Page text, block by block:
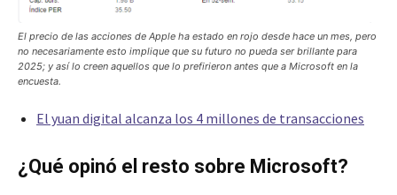
El precio de las acciones de Apple ha estado en rojo desde hace un mes, pero
no necesariamente esto implique que su futuro no pueda ser brillante para
2025; y así lo creen aquellos que lo prefirieron antes que a Microsoft en la
encuesta.
El yuan digital alcanza los 4 millones de transacciones
¿Qué opinó el resto sobre Microsoft?